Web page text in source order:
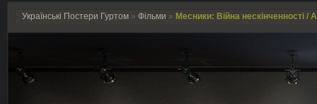
Українські Постери Гуртом » Фільми » Месники: Війна нескінченності